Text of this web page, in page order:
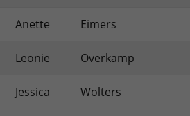
Anette Eimers
Leonie Overkamp
Jessica Wolters